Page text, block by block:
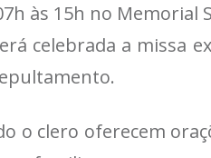
às 15h no
celebrada a missa
o clero oferecem